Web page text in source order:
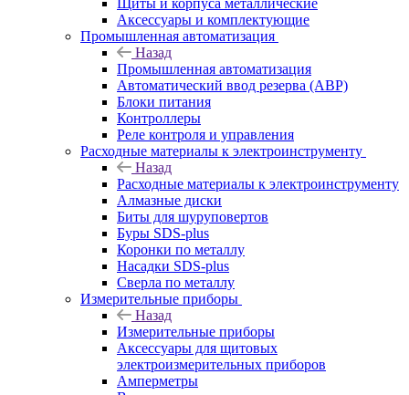
Щиты и корпуса металлические
Аксессуары и комплектующие
Промышленная автоматизация
Назад
Промышленная автоматизация
Автоматический ввод резерва (АВР)
Блоки питания
Контроллеры
Реле контроля и управления
Расходные материалы к электроинструменту
Назад
Расходные материалы к электроинструменту
Алмазные диски
Биты для шуруповертов
Буры SDS-plus
Коронки по металлу
Насадки SDS-plus
Сверла по металлу
Измерительные приборы
Назад
Измерительные приборы
Аксессуары для щитовых
электроизмерительных приборов
Амперметры